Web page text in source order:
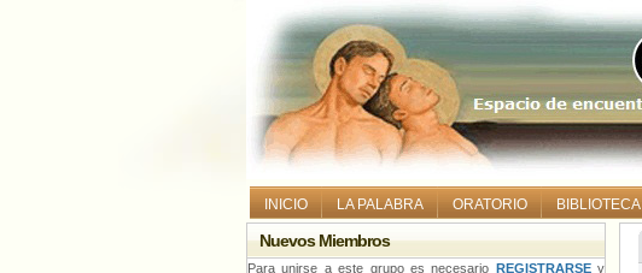
INICIO LA PALABRA ORATORIO BIBLIOTECA
Nuevos Miembros
Para unirse a este grupo es necesario REGISTRARSEy